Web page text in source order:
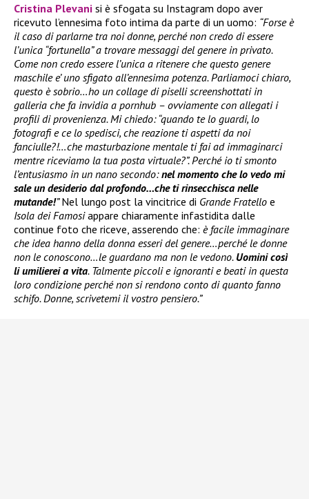
Cristina Plevani si è sfogata su Instagram dopo aver
ricevuto l’ennesima foto intima da parte di un uomo: “Forse è
il caso di parlarne tra noi donne, perché non credo di essere
l’unica “fortunella” a trovare messaggi del genere in privato.
Come non credo essere l’unica a ritenere che questo genere
maschile e’ uno sfigato all’ennesima potenza. Parliamoci chiaro,
questo è sobrio…ho un collage di piselli screenshottati in
galleria che fa invidia a pornhub – ovviamente con allegati i
profili di provenienza. Mi chiedo: “quando te lo guardi, lo
fotografi e ce lo spedisci, che reazione ti aspetti da noi
fanciulle?!…che masturbazione mentale ti fai ad immaginarci
mentre riceviamo la tua posta virtuale?”. Perché io ti smonto
l’entusiasmo in un nano secondo:nel momento che lo vedo mi
sale un desiderio dal profondo…che ti rinsecchisca nelle
mutande!”Nel lungo post la vincitrice di Grande Fratello e
Isola dei Famosiappare chiaramente infastidita dalle
continue foto che riceve, asserendo che: è facile immaginare
che idea hanno della donna esseri del genere…perché le donne
non le conoscono…le guardano ma non le vedono. Uomini così
li umilierei a vita. Talmente piccoli e ignoranti e beati in questa
loro condizione perché non si rendono conto di quanto fanno
schifo. Donne, scrivetemi il vostro pensiero.”